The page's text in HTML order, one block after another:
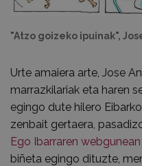
"Atzo goizeko ipuinak",
Urte amaiera arte, Jose
marrazkilariak eta haren
egingo dute hilero
zenbait gertaera,
Ego Ibarraren
biñeta egingo dituzte,